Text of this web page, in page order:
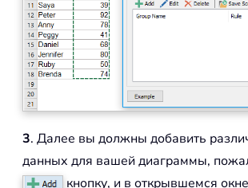
3. Далее вы должны добавить
данных для вашей диаграммы,
кнопку, и в открывшемся окне